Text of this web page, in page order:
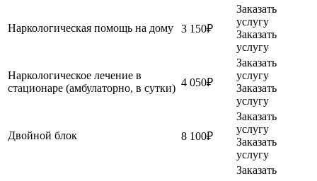
Наркологическая помощь на дому 3 150₽
Заказать
услугу
Заказать
услугу
Наркологическое лечение в
стационаре (амбулаторно, в сутки) 4 050₽
Заказать
услугу
Заказать
услугу
Двойной блок 8 100₽
Заказать
услугу
Заказать
услугу
Заказать